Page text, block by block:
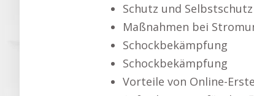
Schutz und
Maßnahmen bei
Schockbekämpfung
Schockbekämpfung
Vorteile von Online-